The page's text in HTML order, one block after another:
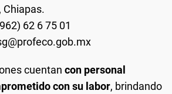
Chiapas.
62 6 75 01
cuentan con personal
con su labor, brindando